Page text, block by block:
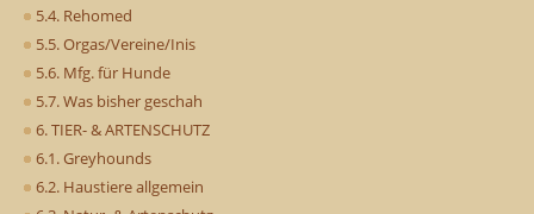
5.4. Rehomed
5.5. Orgas/Vereine/Inis
5.6. Mfg. für Hunde
5.7. Was bisher geschah
6. TIER- & ARTENSCHUTZ
6.1. Greyhounds
6.2. Haustiere allgemein